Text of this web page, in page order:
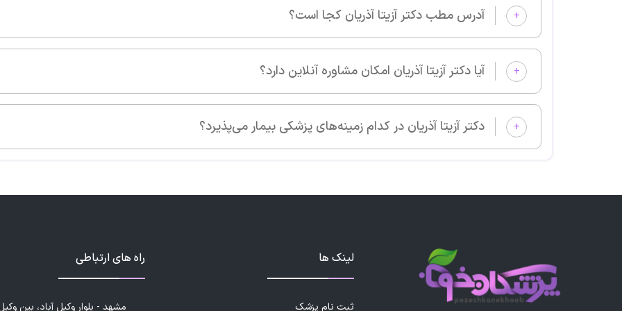
+ آدرس مطب دکتر آزیتا آذریان کجا است؟
+ آیا دکتر آزیتا آذریان امکان مشاوره آنلاین دارد؟
+ دکتر آزیتا آذریان در کدام زمینه‌های پزشکی بیمار می‌پذیرد؟
لینک ها
ثبت نام پزشک
راه های ارتباطی